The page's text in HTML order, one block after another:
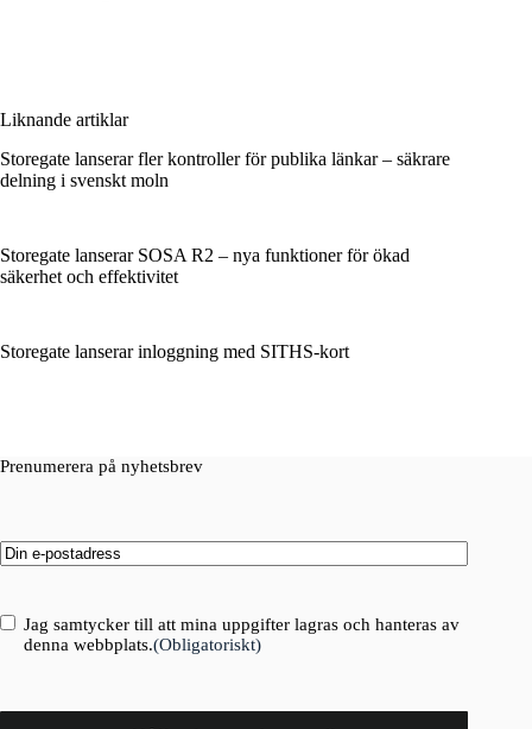
Liknande artiklar
Storegate lanserar fler kontroller för publika länkar – säkrare
delning i svenskt moln
Storegate lanserar SOSA R2 – nya funktioner för ökad
säkerhet och effektivitet
Storegate lanserar inloggning med SITHS-kort
Prenumerera på nyhetsbrev
Email (Obligatoriskt)
Consent(Obligatoriskt)
Jag samtycker till att mina uppgifter lagras och hanteras av
denna webbplats.(Obligatoriskt)